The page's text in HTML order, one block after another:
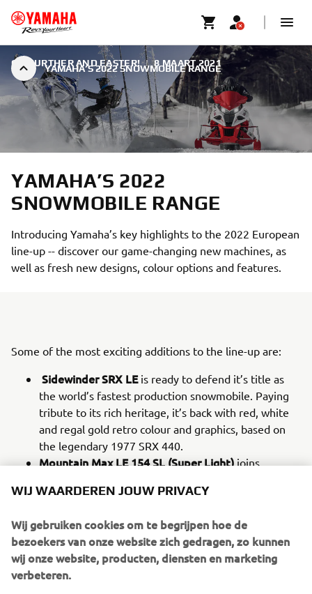
YAMAHA’S 2022 SNOWMOBILE RANGE
GO FURTHER AND FASTER! | 8 MAART 2021
YAMAHA’S 2022
SNOWMOBILE RANGE
Introducing Yamaha’s key highlights to the 2022 European
line-up -- discover our game-changing new machines, as
well as fresh new designs, colour options and features.
Some of the most exciting additions to the line-up are:
Sidewinder SRX LEis ready to defend it’s title as
the world’s fastest production snowmobile. Paying
tribute to its rich heritage, it’s back with red, white
and regal gold retro colour and graphics, based on
the legendary 1977 SRX 440.
Mountain Max LE 154 SL (Super Light)joins
lightweight format, improving rider agility and
backcountry.
Transporter Lite 2UPhas all the specifications of
our touring snowmobiles, providing 2 person touring
in a lighter, more compact machine with long 146”
WIJ WAARDEREN JOUW PRIVACY
Wij gebruiken cookies om te begrijpen hoe de
bezoekers van onze website zich gedragen, zo kunnen
wij onze website, producten, diensten en marketing
verbeteren.